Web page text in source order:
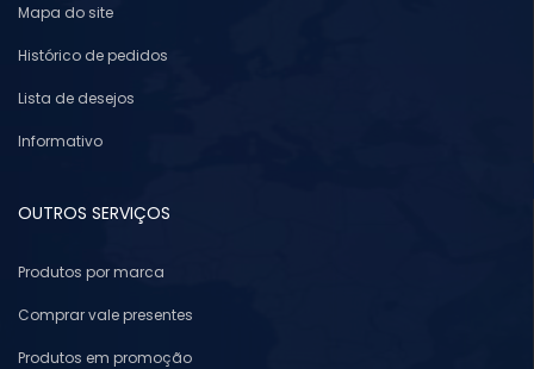
Mapa do site
Histórico de pedidos
Lista de desejos
Informativo
OUTROS SERVIÇOS
Produtos por marca
Comprar vale presentes
Produtos em promoção